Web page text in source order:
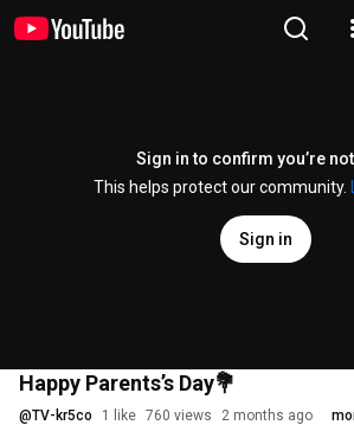
Sign in to confirm you’re
This helps protect our community.
Sign in
Happy Parents’s Day💐
@TV-kr5co 1 like 760 views 2 months ago